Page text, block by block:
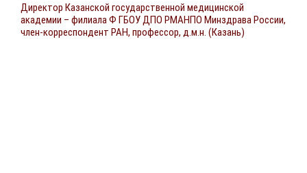
Директор Казанской государственной медицинской
академии – филиала Ф ГБОУ ДПО РМАНПО Минздрава России,
член-корреспондент РАН, профессор, д.м.н. (Казань)